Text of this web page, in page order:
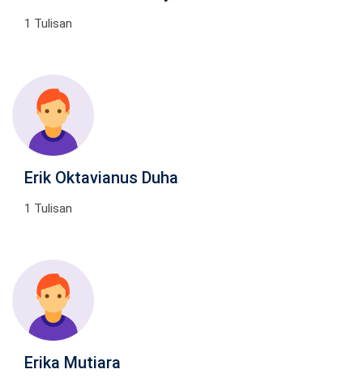
1 Tulisan
Erik Oktavianus Duha
1 Tulisan
Erika Mutiara